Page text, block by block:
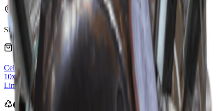
Si trova in
SicurezzaTecnologico
Venduto dai mercanti
Celeste
vendorLevel
10x Semi assortiti
Limite: 5
Rifornimento giornaliero
Ottenibile da